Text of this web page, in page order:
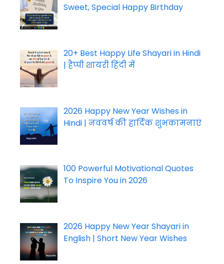
Sweet, Special Happy Birthday
20+ Best Happy Life Shayari in Hindi
| हैप्पी शायरी हिंदी में
2026 Happy New Year Wishes in
Hindi | नववर्ष की हार्दिक शुभकामनाएं
100 Powerful Motivational Quotes
To Inspire You in 2026
2026 Happy New Year Shayari in
English | Short New Year Wishes